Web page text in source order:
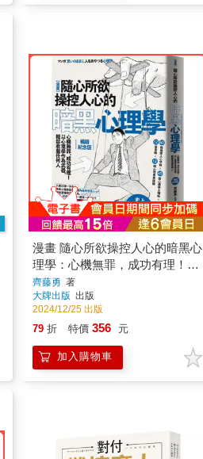
漫畫 隨心所欲操控人心的暗黑心
理學：心機無罪，成功有理！以
心理學作為武器，輕鬆收服任何
人【熱銷經典版】
齊藤勇 著
大牌出版 出版
2024/12/25 出版
79 折 特價 356 元
加入購物車